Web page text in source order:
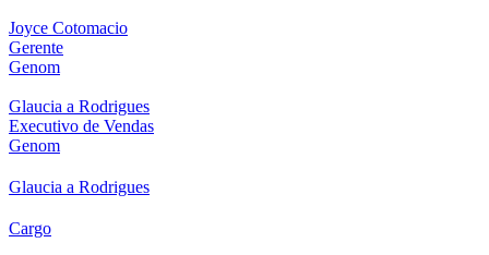
Joyce Cotomacio
Gerente
Genom
Glaucia a Rodrigues
Executivo de Vendas
Genom
Glaucia a Rodrigues
Cargo